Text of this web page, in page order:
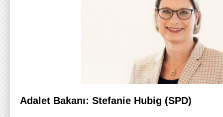
Adalet Bakanı: Stefanie Hubig (SPD)